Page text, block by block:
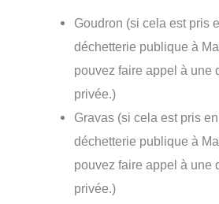
Goudron (si cela est pris
déchetterie publique à
pouvez faire appel à une
privée.)
Gravas (si cela est pris
déchetterie publique à
pouvez faire appel à une
privée.)